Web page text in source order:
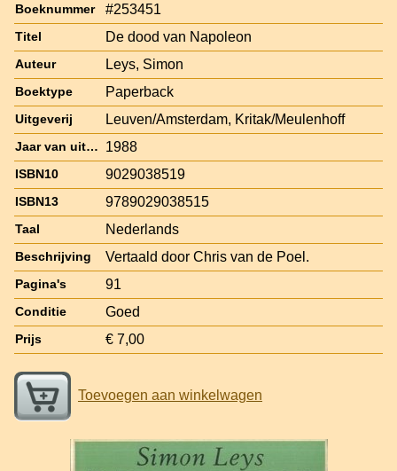
Boeknummer #253451
Titel De dood van Napoleon
Auteur Leys, Simon
Boektype Paperback
Uitgeverij Leuven/Amsterdam, Kritak/Meulenhoff
Jaar van uitgave 1988
ISBN10 9029038519
ISBN13 9789029038515
Taal Nederlands
Beschrijving Vertaald door Chris van de Poel.
Pagina's 91
Conditie Goed
Prijs € 7,00
Toevoegen aan winkelwagen